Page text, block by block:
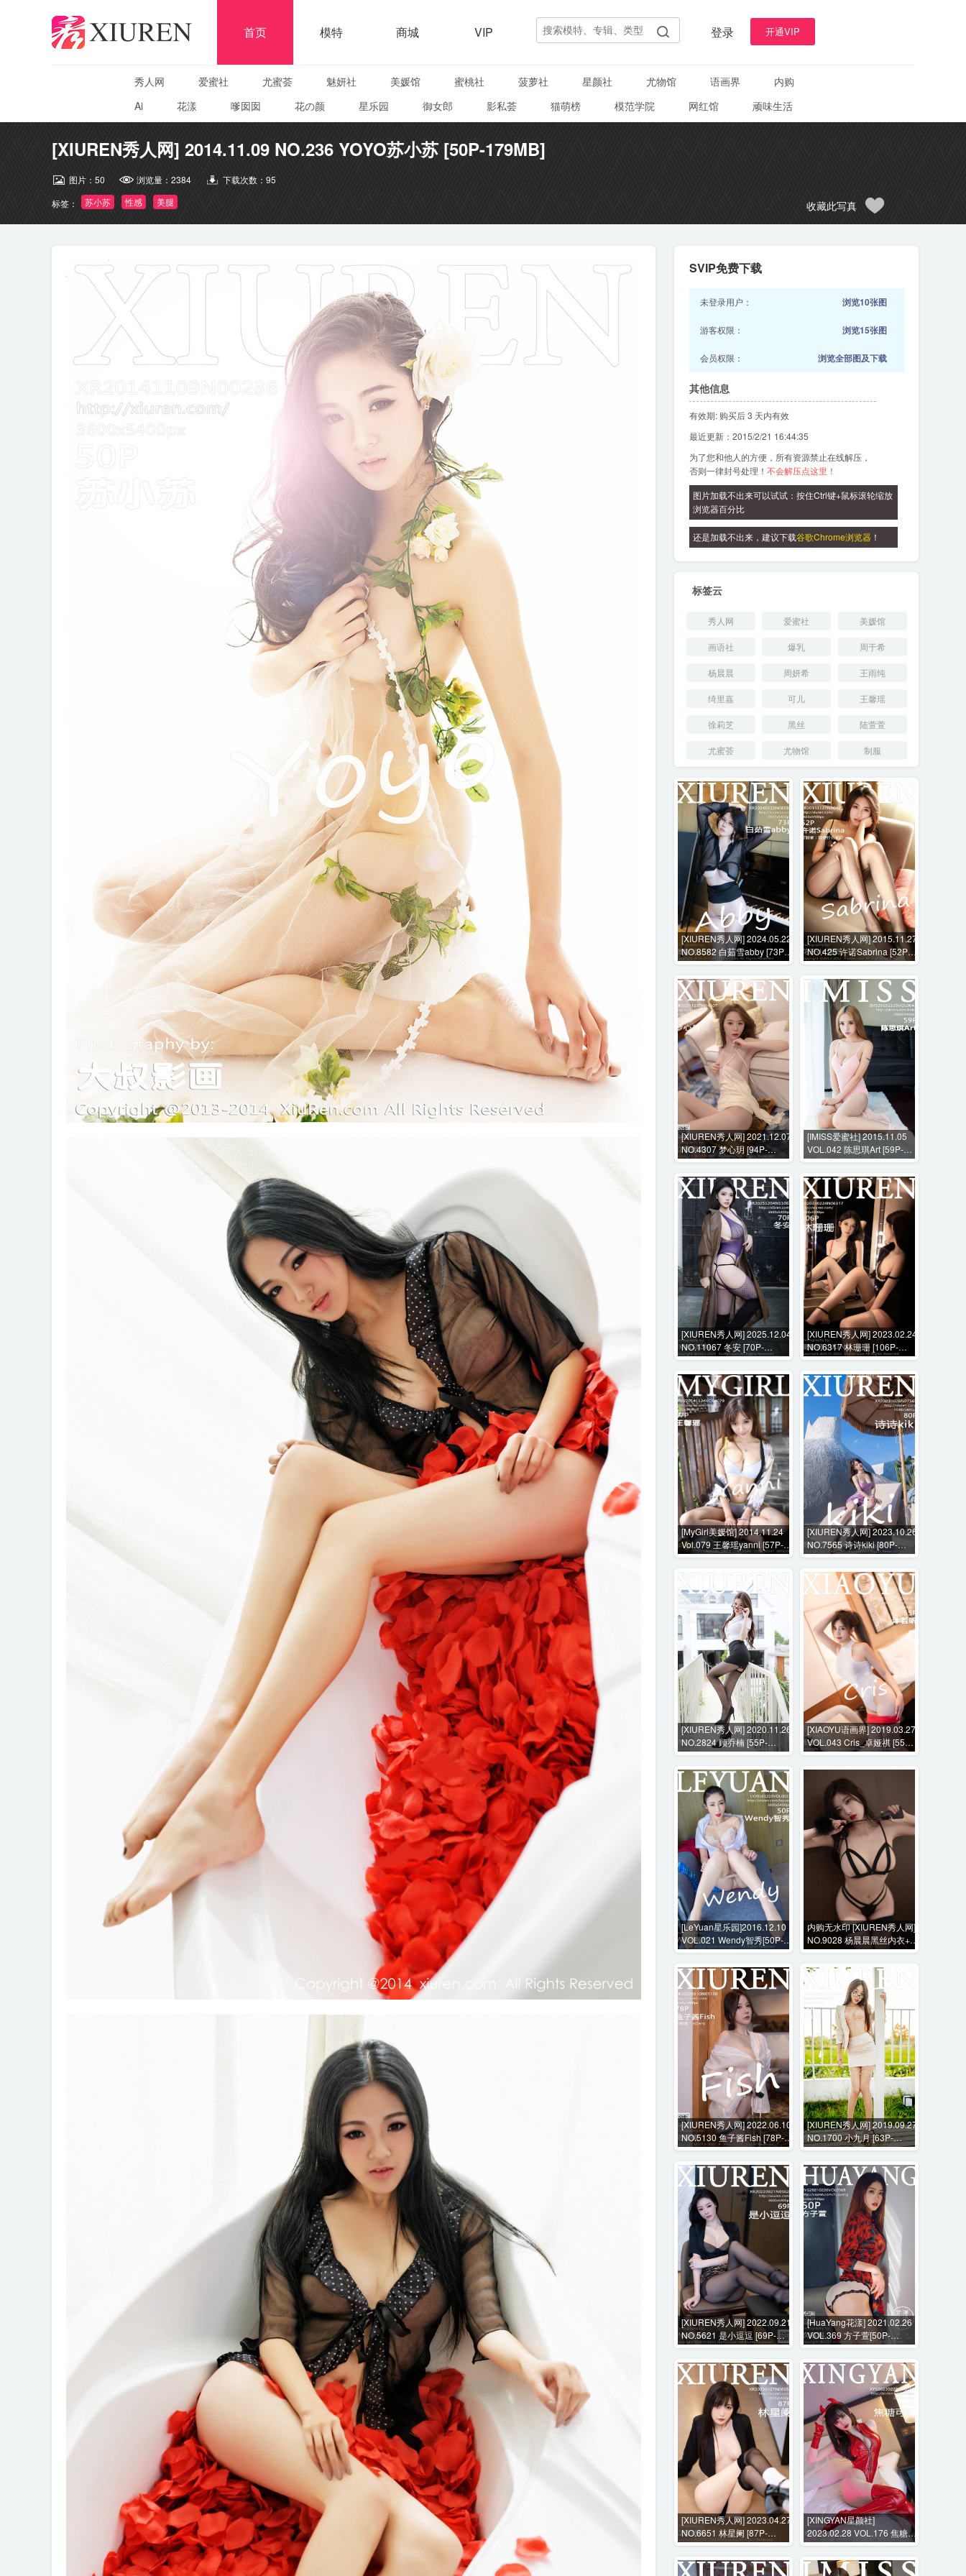
首页 模特 商城 VIP 登录 开通VIP
秀人网 爱蜜社 尤蜜荟 魅妍社 美媛馆 蜜桃社 菠萝社 星颜社 尤物馆 语画界
内购
Ai
花漾 嗲囡囡 花の颜 星乐园 御女郎 影私荟 猫萌榜 模范学院 网红馆 顽味生活
[XIUREN秀人网] 2014.11.09 NO.236 YOYO苏小苏 [50P-179MB]
图片： 50 浏览量： 2384 下载次数： 95
标签：
苏小苏 性感 美腿 收藏此写真
SVIP免费下载
未登录用户： 浏览10张图
游客权限： 浏览15张图
会员权限： 浏览全部图及下载
其他信息
有效期: 购买后 3 天内有效
最近更新：2015/2/21 16:44:35
为了您和他人的方便，所有资源禁止在线解压，
否则一律封号处理！ 不会解压点这里！
图片加载不出来可以试试：按住Ctrl键+鼠标滚轮缩放
浏览器百分比
还是加载不出来，建议下载谷歌Chrome浏览器 ！
标签云
秀人网 爱蜜社 美媛馆
画语社 爆乳 周于希
杨晨晨 周妍希 王雨纯
绮里嘉 可儿 王馨瑶
徐莉芝 黑丝 陆萱萱
尤蜜荟 尤物馆 制服
[XIUREN秀人网] 2024.05.22
NO.8582 白茹雪abby [73P-
711MB]
[XIUREN秀人网] 2015.11.27
NO.425 许诺Sabrina [52P-
247MB]
[XIUREN秀人网] 2021.12.07
NO.4307 梦心玥 [94P-
775MB]
[IMISS爱蜜社] 2015.11.05
VOL.042 陈思琪Art [59P-
204MB]
[XIUREN秀人网] 2025.12.04
NO.11067 冬安 [70P-
690MB]
[XIUREN秀人网] 2023.02.24
NO.6317 林珊珊 [106P-
880MB]
[MyGirl美媛馆] 2014.11.24
Vol.079 王馨瑶yanni [57P-
264MB]
[XIUREN秀人网] 2023.10.26
NO.7565 诗诗kiki [80P-
767MB]
[XIUREN秀人网] 2020.11.26
NO.2824 顾乔楠 [55P-
470MB]
[XIAOYU语画界] 2019.03.27
VOL.043 Cris_卓娅祺 [55P-
179MB]
[LeYuan星乐园]2016.12.10
VOL.021 Wendy智秀[50P-
200M]
内购无水印 [XIUREN秀人网]
NO.9028 杨晨晨黑丝内衣+花
絮视频 [102P+1V-1012MB]
[XIUREN秀人网] 2022.06.10
NO.5130 鱼子酱Fish [78P-
829MB]
[XIUREN秀人网] 2019.09.27
NO.1700 小九月 [63P-
232MB]
[XIUREN秀人网] 2022.09.21
NO.5621 是小逗逗 [69P-
527MB]
[HuaYang花漾] 2021.02.26
VOL.369 方子萱[50P-
560MB]
[XIUREN秀人网] 2023.04.27
NO.6651 林星阑 [87P-
666MB]
[XINGYAN星颜社]
2023.02.28 VOL.176 焦糖可
可 [45P-440MB]